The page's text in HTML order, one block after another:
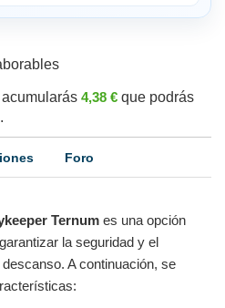
4,38 € que podrás
Foro
Ternumes una opción
la seguridad y el
A continuación, se